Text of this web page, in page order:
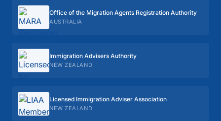
Office of the Migration Agents Registration Authority
AUSTRALIA
Immigration Advisers Authority
NEW ZEALAND
Licensed Immigration Adviser Association
NEW ZEALAND